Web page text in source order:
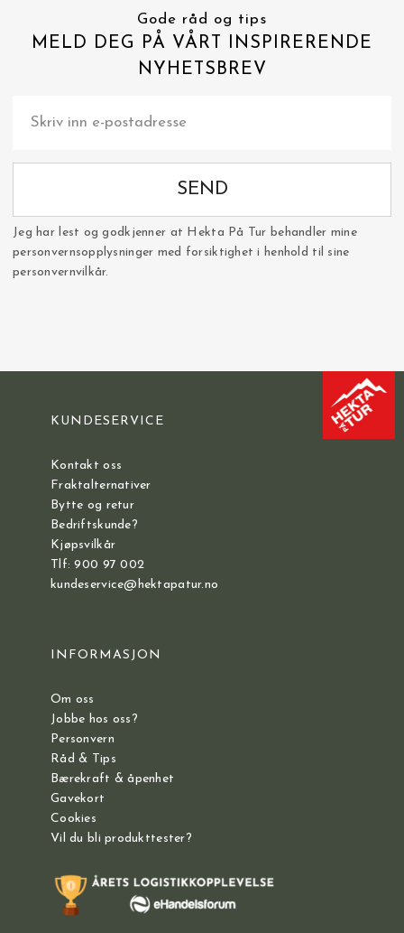
Gode råd og tips
MELD DEG PÅ VÅRT INSPIRERENDE
NYHETSBREV
SEND
Jeg har lest og godkjenner at Hekta På Tur behandler mine
personvernsopplysninger med forsiktighet i henhold til sine
personvernvilkår.
KUNDESERVICE
Kontakt oss
Fraktalternativer
Bytte og retur
Bedriftskunde?
Kjøpsvilkår
Tlf: 900 97 002
kundeservice@hektapatur.no
INFORMASJON
Om oss
Jobbe hos oss?
Personvern
Råd & Tips
Bærekraft & åpenhet
Gavekort
Cookies
Vil du bli produkttester?